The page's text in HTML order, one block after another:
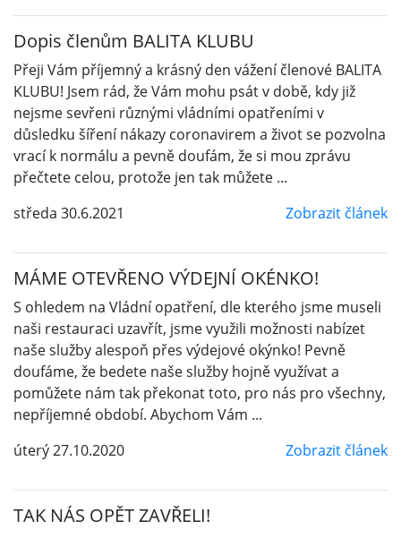
Dopis členům BALITA KLUBU
Přeji Vám příjemný a krásný den vážení členové BALITA
KLUBU! Jsem rád, že Vám mohu psát v době, kdy již
nejsme sevřeni různými vládními opatřeními v
důsledku šíření nákazy coronavirem a život se pozvolna
vrací k normálu a pevně doufám, že si mou zprávu
přečtete celou, protože jen tak můžete ...
středa 30.6.2021
Zobrazit článek
MÁME OTEVŘENO VÝDEJNÍ OKÉNKO!
S ohledem na Vládní opatření, dle kterého jsme museli
naši restauraci uzavřít, jsme využili možnosti nabízet
naše služby alespoň přes výdejové okýnko! Pevně
doufáme, že bedete naše služby hojně využívat a
pomůžete nám tak překonat toto, pro nás pro všechny,
nepříjemné období. Abychom Vám ...
úterý 27.10.2020
Zobrazit článek
TAK NÁS OPĚT ZAVŘELI!